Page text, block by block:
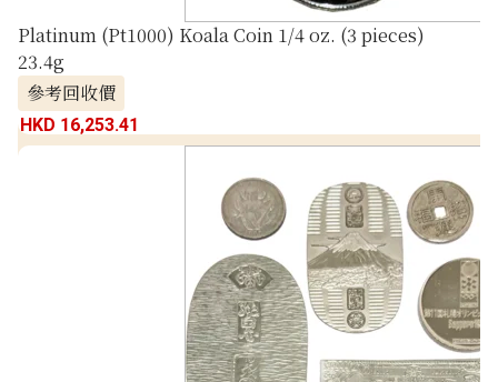
Platinum (Pt1000) Koala Coin 1/4 oz. (3 pieces)
23.4g
參考回收價
HKD 16,253.41